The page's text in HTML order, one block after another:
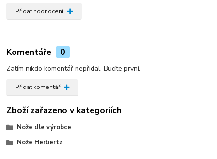
Přidat hodnocení
Komentáře 0
Zatím nikdo komentář nepřidal. Buďte první.
Přidat komentář
Zboží zařazeno v kategoriích
Nože dle výrobce
Nože Herbertz